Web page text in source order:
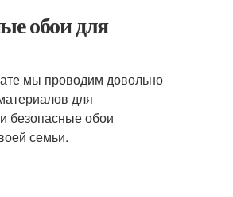
обои для
мы проводим довольно
для
безопасные обои
семьи.